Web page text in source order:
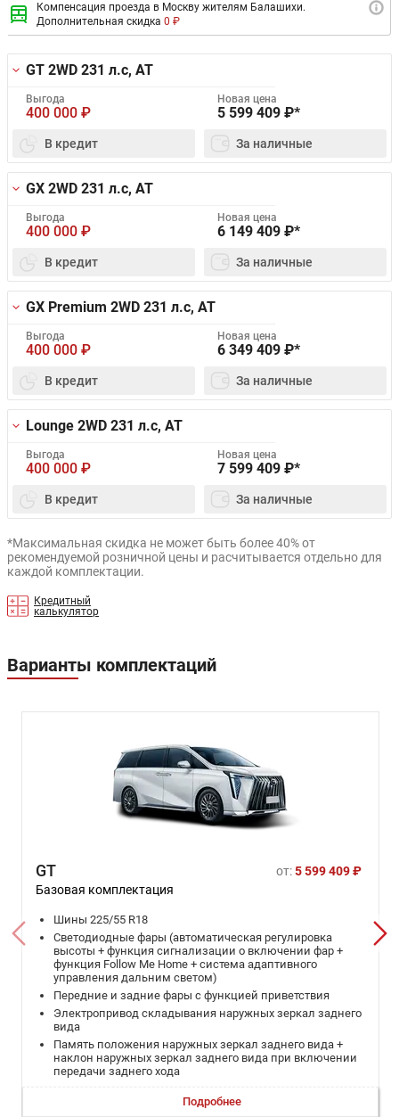
Компенсация проезда в Москву жителям Балашихи.
Дополнительная скидка 0 ₽
GT 2WD 231 л.с, AT
Выгода
400 000 ₽
Новая цена
5 599 409 ₽*
В кредит За наличные
GX 2WD 231 л.с, AT
Выгода
400 000 ₽
Новая цена
6 149 409 ₽*
В кредит За наличные
GX Premium 2WD 231 л.с, AT
Выгода
400 000 ₽
Новая цена
6 349 409 ₽*
В кредит За наличные
Lounge 2WD 231 л.с, AT
Выгода
400 000 ₽
Новая цена
7 599 409 ₽*
В кредит За наличные
*Максимальная скидка не может быть более 40% от
рекомендуемой розничной цены и расчитывается отдельно для
каждой комплектации.
Кредитный
калькулятор
Варианты комплектаций
GT от:5 599 409 ₽
Базовая комплектация
Шины 225/55 R18
Светодиодные фары (автоматическая регулировка
высоты + функция сигнализации о включении фар +
функция Follow Me Home + система адаптивного
управления дальним светом)
Передние и задние фары с функцией приветствия
Электропривод складывания наружных зеркал заднего
вида
Память положения наружных зеркал заднего вида +
наклон наружных зеркал заднего вида при включении
передачи заднего хода
Система помощи при трогании на подъеме (HHC) +
Подробнее